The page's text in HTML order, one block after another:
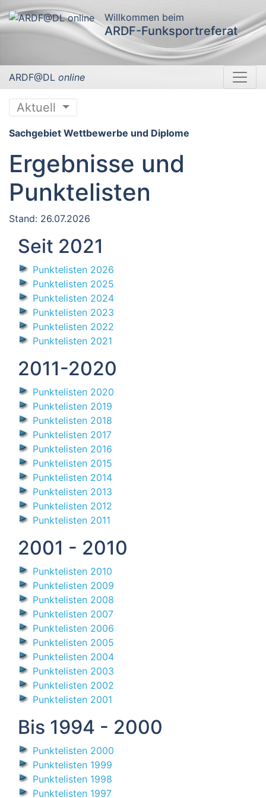
Willkommen beim
ARDF-Funksportreferat
ARDF@DL online
Aktuell
Sachgebiet Wettbewerbe und Diplome
Ergebnisse und
Punktelisten
Stand: 26.07.2026
Seit 2021
Punktelisten 2026
Punktelisten 2025
Punktelisten 2024
Punktelisten 2023
Punktelisten 2022
Punktelisten 2021
2011-2020
Punktelisten 2020
Punktelisten 2019
Punktelisten 2018
Punktelisten 2017
Punktelisten 2016
Punktelisten 2015
Punktelisten 2014
Punktelisten 2013
Punktelisten 2012
Punktelisten 2011
2001 - 2010
Punktelisten 2010
Punktelisten 2009
Punktelisten 2008
Punktelisten 2007
Punktelisten 2006
Punktelisten 2005
Punktelisten 2004
Punktelisten 2003
Punktelisten 2002
Punktelisten 2001
Bis 1994 - 2000
Punktelisten 2000
Punktelisten 1999
Punktelisten 1998
Punktelisten 1997